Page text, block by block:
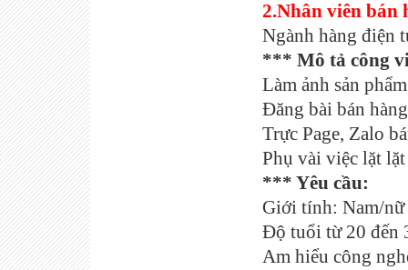
2.Nhân viên bán
Ngành hàng điện
*** Mô tả công
Làm ảnh sản
Đăng bài bán
Trực Page, Zalo
Phụ vài việc lặt
*** Yêu cầu:
Giới tính: Nam/nữ
Độ tuổi từ 20 đến
Am hiểu công